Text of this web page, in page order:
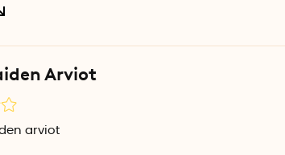
cm
Arviot
arviot